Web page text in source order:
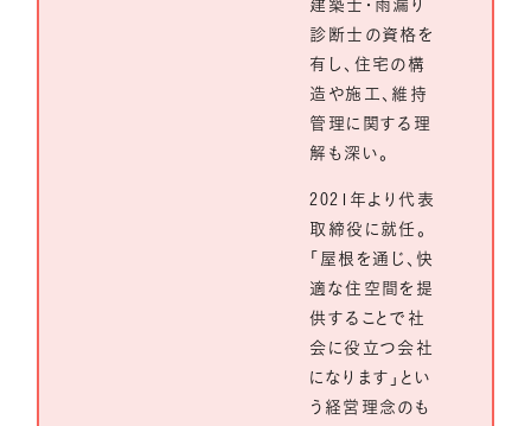
建築士・雨漏り
診断士の資格を
有し、住宅の構
造や施工、維持
管理に関する理
解も深い。
2021年より代表
取締役に就任。
「屋根を通じ、快
適な住空間を提
供することで社
会に役立つ会社
になります」とい
う経営理念のも